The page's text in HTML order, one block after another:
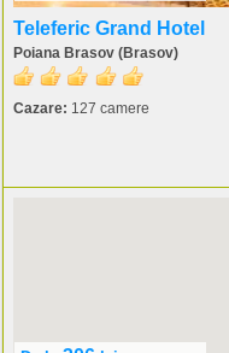
Teleferic Grand Hotel
Poiana Brasov (Brasov)
Cazare: 127 camere